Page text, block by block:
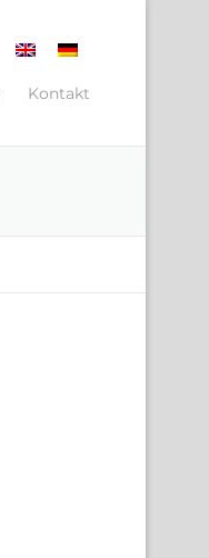
Kontakt